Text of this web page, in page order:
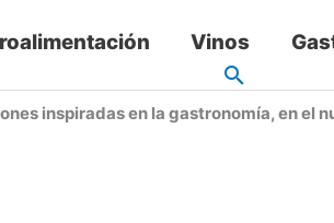
Vinos
inspiradas en la gastronomía, en el